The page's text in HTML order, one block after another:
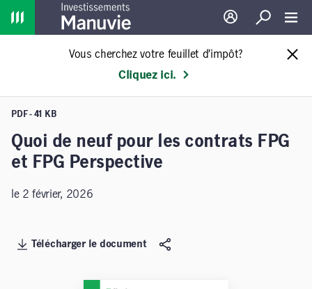
Home
Ouverture de
Recherche
Vous cherchez votre feuillet d’impôt?
Cliquez ici.
PDF - 41 KB
Quoi de neuf pour les contrats FPG
et FPG Perspective
le 2 février, 2026
Télécharger le document